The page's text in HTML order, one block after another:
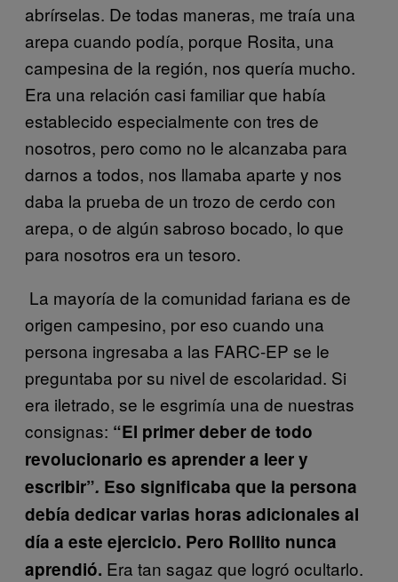
abrírselas. De todas maneras, me traía una
arepa cuando podía, porque Rosita, una
campesina de la región, nos quería mucho.
Era una relación casi familiar que había
establecido especialmente con tres de
nosotros, pero como no le alcanzaba para
darnos a todos, nos llamaba aparte y nos
daba la prueba de un trozo de cerdo con
arepa, o de algún sabroso bocado, lo que
para nosotros era un tesoro.
La mayoría de la comunidad fariana es de
origen campesino, por eso cuando una
persona ingresaba a las FARC-EP se le
preguntaba por su nivel de escolaridad. Si
era iletrado, se le esgrimía una de nuestras
consignas: “El primer deber de todo
revolucionario es aprender a leer y
escribir”. Eso significaba que la persona
debía dedicar varias horas adicionales al
día a este ejercicio. Pero Rollito nunca
aprendió. Era tan sagaz que logró ocultarlo.